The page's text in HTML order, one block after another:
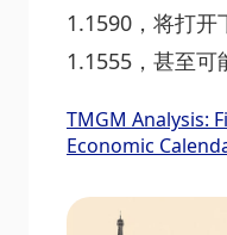
1.1590，将打开
1.1555，甚至可
TMGM Analysis:
Economic